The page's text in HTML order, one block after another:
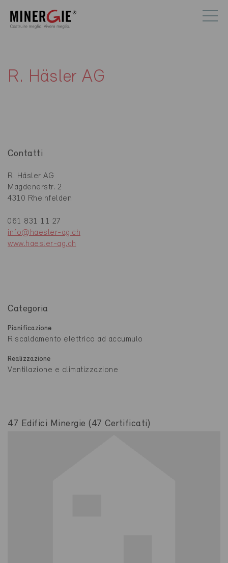
R. Häsler AG
Contatti
R. Häsler AG
Magdenerstr. 2
4310 Rheinfelden
061 831 11 27
info@haesler-ag.ch
www.haesler-ag.ch
Categoria
Pianificazione
Riscaldamento elettrico ad accumulo
Realizzazione
Ventilazione e climatizzazione
47 Edifici Minergie (47 Certificati)